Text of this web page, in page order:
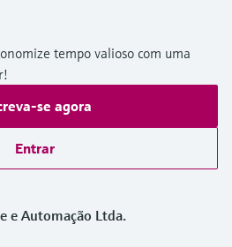
tempo valioso com uma
se agora
Entrar
e Automação Ltda.